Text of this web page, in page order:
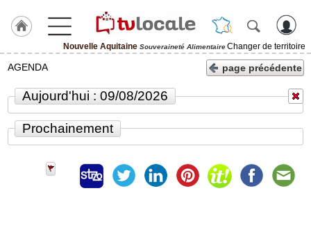
Nouvelle Aquitaine Souveraineté AlimentaireChanger de territoire
J'adhère
ACCUEIL
Nouvelle
Aquitaine
AGENDA page précédente
Aujourd'hui : 09/08/2026
Prochainement